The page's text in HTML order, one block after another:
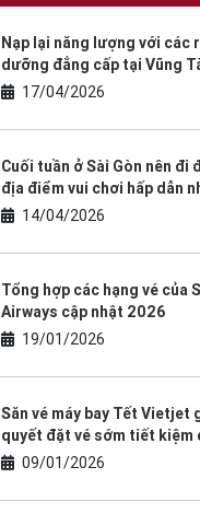
Nạp lại năng lượng với các
dưỡng đẳng cấp tại Vũng
17/04/2026
Cuối tuần ở Sài Gòn nên đi
địa điểm vui chơi hấp dẫn
14/04/2026
Tổng hợp các hạng vé của
Airways cập nhật 2026
19/01/2026
Săn vé máy bay Tết Vietjet
quyết đặt vé sớm tiết kiệm
09/01/2026